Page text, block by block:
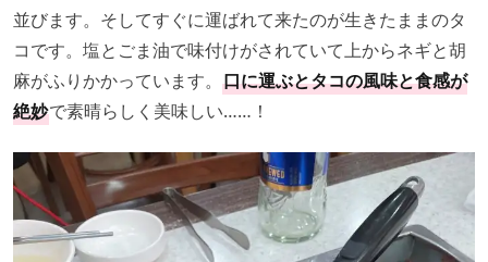
並びます。そしてすぐに運ばれて来たのが生きたままのタ
コです。塩とごま油で味付けがされていて上からネギと胡
麻がふりかかっています。 口に運ぶとタコの風味と食感が
絶妙で素晴らしく美味しい……！